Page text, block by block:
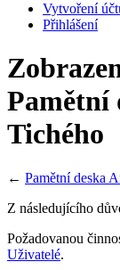
Vytvoření
Přihlášení
Pamětní
Tichého
← Pamětní deska
Z následujícího
Požadovanou
Uživatelé.